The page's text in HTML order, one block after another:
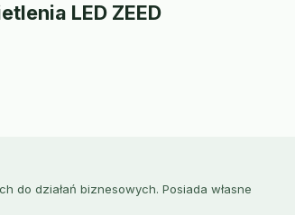
LED ZEED
do działań biznesowych. Posiada własne